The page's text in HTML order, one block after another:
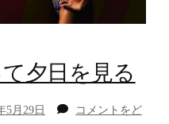
夕日を見る
5月29日
コメントをど